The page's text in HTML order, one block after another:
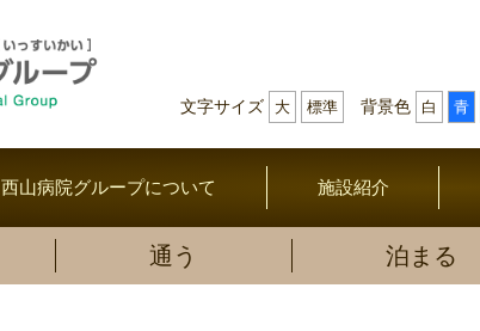
文字サイズ 大 標準 背景色 白 青
西山病院グループについて 施設紹介
通う 泊まる